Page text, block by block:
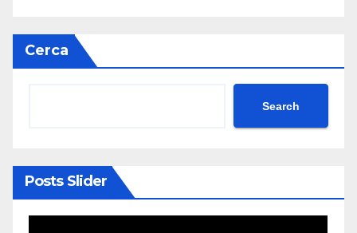
Cerca
Search
Posts Slider